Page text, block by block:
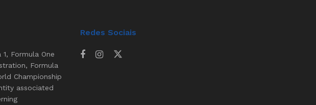
Formula One
Formula
Championship
associated
Redes Sociais